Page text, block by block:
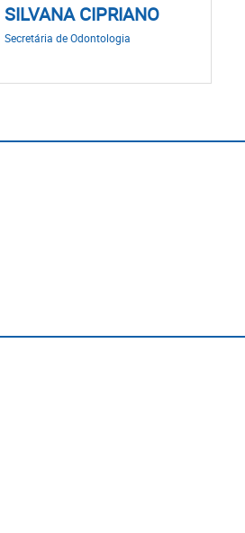
SILVANA CIPRIANO
Secretária de Odontologia